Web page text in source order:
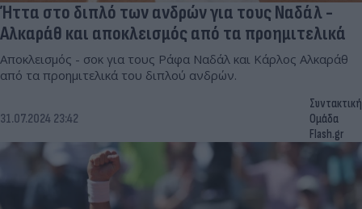
Ήττα στο διπλό των ανδρών για τους Ναδάλ -
Αλκαράθ και αποκλεισμός από τα προημιτελικά
Αποκλεισμός - σοκ για τους Ράφα Ναδάλ και Κάρλος Αλκαράθ
από τα προημιτελικά του διπλού ανδρών.
31.07.2024 23:42
Συντακτική
Ομάδα
Flash.gr